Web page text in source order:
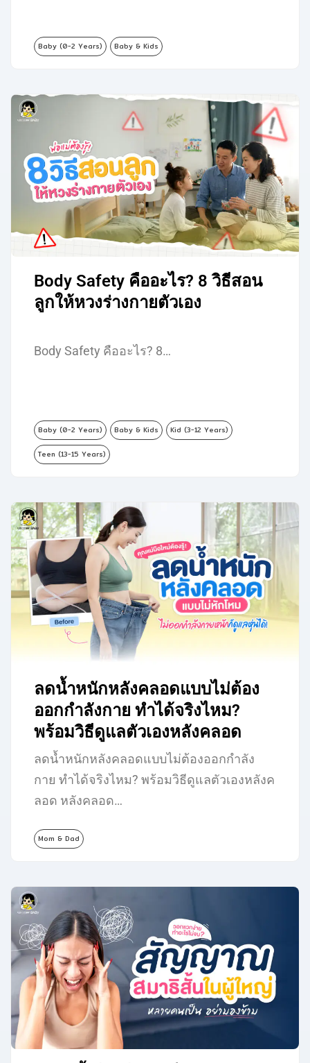
Baby (0-2 Years) Baby & Kids
Body Safety คืออะไร? 8 วิธีสอน
ลูกให้หวงร่างกายตัวเอง
Body Safety คืออะไร? 8…
Baby (0-2 Years) Baby & Kids Kid (3-12 Years)
Teen (13-15 Years)
ลดน้ำหนักหลังคลอดแบบไม่ต้อง
ออกกำลังกาย ทำได้จริงไหม?
พร้อมวิธีดูแลตัวเองหลังคลอด
ลดน้ำหนักหลังคลอดแบบไม่ต้องออกกำลัง
กาย ทำได้จริงไหม? พร้อมวิธีดูแลตัวเองหลังค
ลอด หลังคลอด…
Mom & Dad